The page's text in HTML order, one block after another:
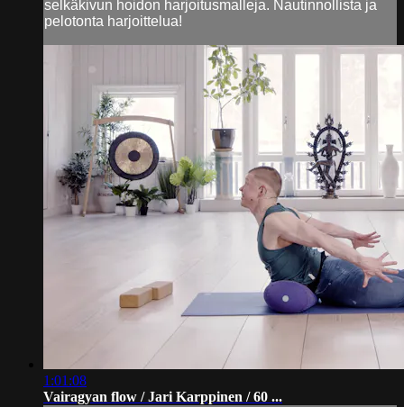
selkäkivun hoidon harjoitusmalleja. Nautinnollista ja
pelotonta harjoittelua!
1:01:08
Vairagyan flow / Jari Karppinen / 60 ...